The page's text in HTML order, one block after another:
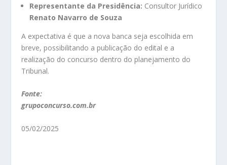
Representante da Presidência: Consultor Jurídico
Renato Navarro de Souza
A expectativa é que a nova banca seja escolhida em
breve, possibilitando a publicação do edital e a
realização do concurso dentro do planejamento do
Tribunal.
Fonte:
grupoconcurso.com.br
05/02/2025